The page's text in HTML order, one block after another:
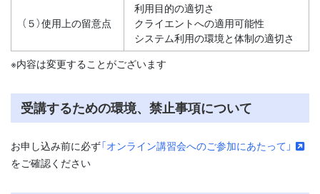
（５）使用上の留意点
利用目的の適切さ
クライエントへの適用可能性
システム利用の環境と体制の適切さ
※内容は変更することがございます
受講するための環境、禁止事項について
お申し込み前に必ず「オンライン講習会へのご参加にあたって」
をご確認ください